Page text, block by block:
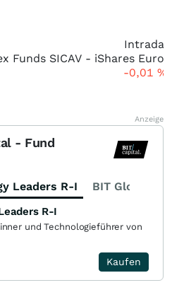
Intraday
-0,01 %
Anzeige
- Fund
Leaders R-I BIT Global
R-I
und Technologieführer von
Kaufen